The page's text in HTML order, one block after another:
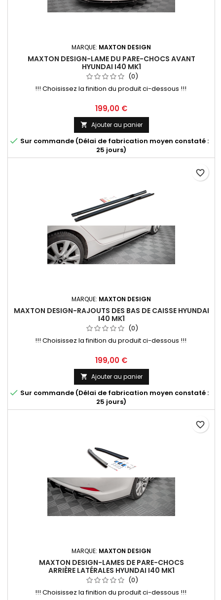
MARQUE: MAXTON DESIGN
MAXTON DESIGN-LAME DU PARE-CHOCS AVANT
HYUNDAI I40 MK1
(0)
!!! Choisissez la finition du produit ci-dessous !!!
Prix
199,00 €
 Ajouter au panier
 Sur commande (Délai de fabrication moyen constaté :
25 jours)
MARQUE: MAXTON DESIGN
MAXTON DESIGN-RAJOUTS DES BAS DE CAISSE HYUNDAI
I40 MK1
(0)
!!! Choisissez la finition du produit ci-dessous !!!
Prix
199,00 €
 Ajouter au panier
 Sur commande (Délai de fabrication moyen constaté :
25 jours)
favorite_border
MARQUE: MAXTON DESIGN
MAXTON DESIGN-LAMES DE PARE-CHOCS
ARRIÈRE LATÉRALES HYUNDAI I40 MK1
(0)
!!! Choisissez la finition du produit ci-dessous !!!
favorite_border